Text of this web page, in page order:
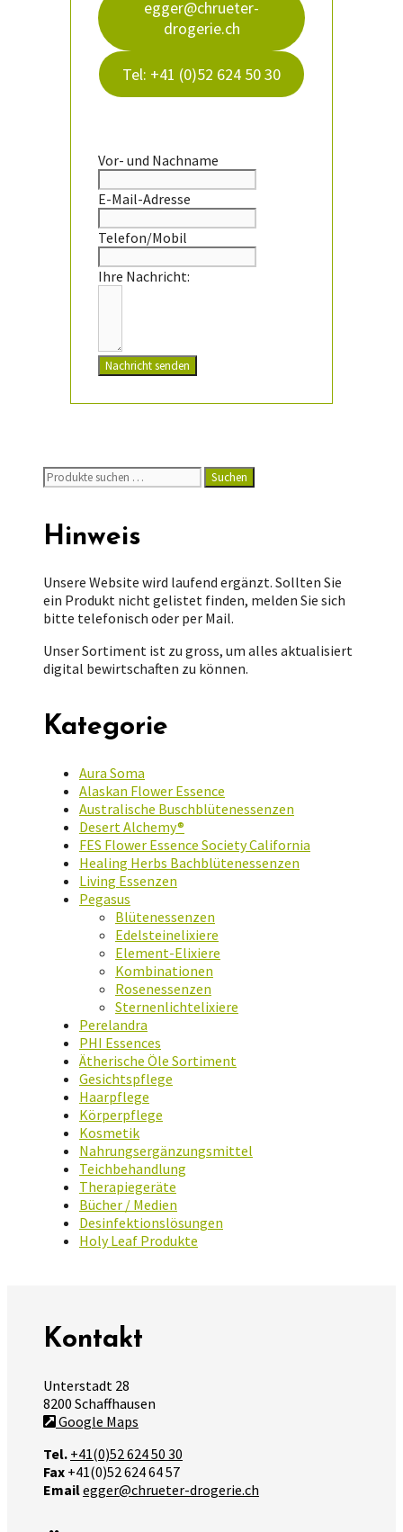
egger@chrueter-
drogerie.ch
Tel: +41 (0)52 624 50 30
Vor- und Nachname
E-Mail-Adresse
Telefon/Mobil
Ihre Nachricht:
Nachricht senden
Suchen
nach:
Suchen
Hinweis
Unsere Website wird laufend ergänzt. Sollten Sie
ein Produkt nicht gelistet finden, melden Sie sich
bitte telefonisch oder per Mail.
Unser Sortiment ist zu gross, um alles aktualisiert
digital bewirtschaften zu können.
Kategorie
Aura Soma
Alaskan Flower Essence
Australische Buschblütenessenzen
Desert Alchemy®
FES Flower Essence Society California
Healing Herbs Bachblütenessenzen
Living Essenzen
Pegasus
Blütenessenzen
Edelsteinelixiere
Element-Elixiere
Kombinationen
Rosenessenzen
Sternenlichtelixiere
Perelandra
PHI Essences
Ätherische Öle Sortiment
Gesichtspflege
Haarpflege
Körperpflege
Kosmetik
Nahrungsergänzungsmittel
Teichbehandlung
Therapiegeräte
Bücher / Medien
Desinfektionslösungen
Holy Leaf Produkte
Kontakt
Unterstadt 28
8200 Schaffhausen
Google Maps
Tel. +41(0)52 624 50 30
Fax +41(0)52 624 64 57
Emailegger@chrueter-drogerie.ch